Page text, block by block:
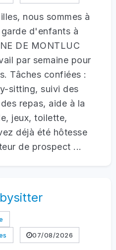
nous sommes à
d'enfants à
DE MONTLUC
par semaine pour
Tâches confiées :
sitting, suivi des
repas, aide à la
jeux, toilette,
déjà été hôtesse
de prospect ...
07/08/2026